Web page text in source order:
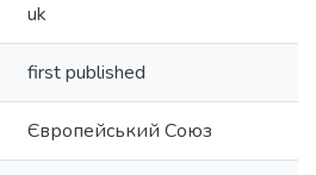
uk
first published
Європейський Союз